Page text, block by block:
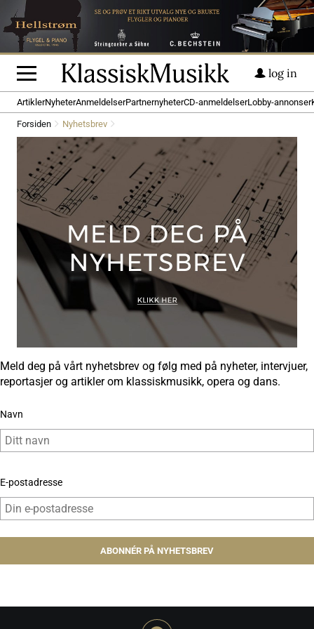
log in
ArtiklerNyheterAnmeldelserPartnernyheterCD-anmeldelserLobby-annonser
Forsiden Nyhetsbrev
Meld deg på vårt nyhetsbrev og følg med på nyheter, intervjuer,
reportasjer og artikler om klassiskmusikk, opera og dans.
Navn
E-postadresse
ABONNÉR PÅ NYHETSBREV